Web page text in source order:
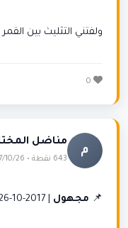
ولفتني التثليث بين
م
مناضل
643 نقطة • 2017/10/26
📌 مجهول